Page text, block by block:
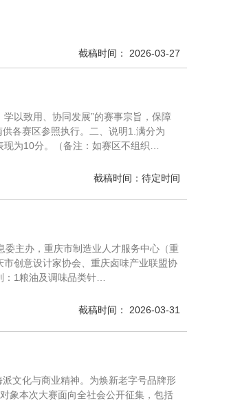
截稿时间： 2026-03-27
以致用、协同发展”的赛事宗旨，保障
各赛区参照执行。二、说明1.满分为
为10分。（备注：如赛区不组织…
截稿时间：待定时间
委主办，重庆市制造业人才服务中心（重
创意设计家协会、重庆卤味产业联盟协
1粮油及调味品类针…
截稿时间： 2026-03-31
文化与商业精神。为焕新老字号品牌形
象本次大赛面向全社会公开征集，包括